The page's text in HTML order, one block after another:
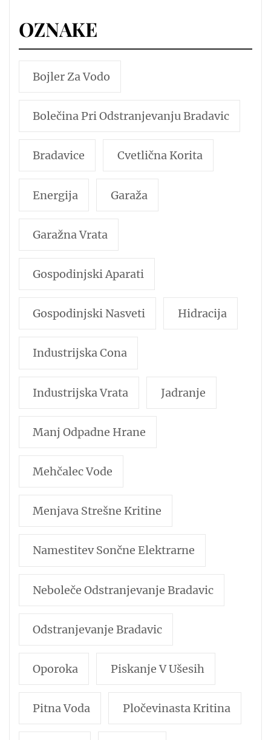
OZNAKE
Bojler Za Vodo
Bolečina Pri Odstranjevanju Bradavic
Bradavice Cvetlična Korita
Energija Garaža
Garažna Vrata
Gospodinjski Aparati
Gospodinjski Nasveti Hidracija
Industrijska Cona
Industrijska Vrata Jadranje
Manj Odpadne Hrane
Mehčalec Vode
Menjava Strešne Kritine
Namestitev Sončne Elektrarne
Neboleče Odstranjevanje Bradavic
Odstranjevanje Bradavic
Oporoka Piskanje V Ušesih
Pitna Voda Pločevinasta Kritina